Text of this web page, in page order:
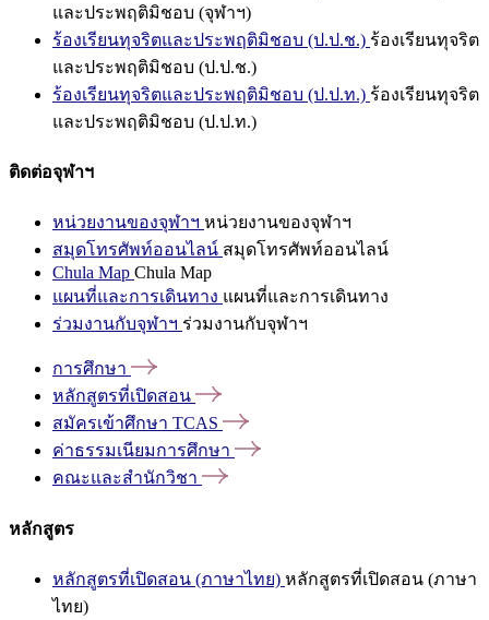
และประพฤติมิชอบ (จุฬาฯ)
ร้องเรียนทุจริตและประพฤติมิชอบ (ป.ป.ช.) ร้องเรียนทุจริต
และประพฤติมิชอบ (ป.ป.ช.)
ร้องเรียนทุจริตและประพฤติมิชอบ (ป.ป.ท.) ร้องเรียนทุจริต
และประพฤติมิชอบ (ป.ป.ท.)
ติดต่อจุฬาฯ
หน่วยงานของจุฬาฯ หน่วยงานของจุฬาฯ
สมุดโทรศัพท์ออนไลน์ สมุดโทรศัพท์ออนไลน์
Chula Map Chula Map
แผนที่และการเดินทาง แผนที่และการเดินทาง
ร่วมงานกับจุฬาฯ ร่วมงานกับจุฬาฯ
การศึกษา
หลักสูตรที่เปิดสอน
สมัครเข้าศึกษา TCAS
ค่าธรรมเนียมการศึกษา
คณะและสำนักวิชา
หลักสูตร
หลักสูตรที่เปิดสอน (ภาษาไทย) หลักสูตรที่เปิดสอน (ภาษา
ไทย)